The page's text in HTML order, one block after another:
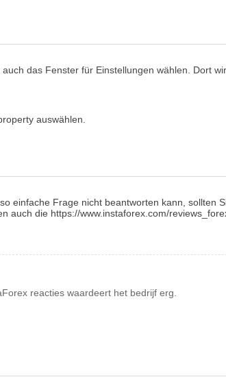
das Fenster für Einstellungen wählen. Dort
auswählen.
einfache Frage nicht beantworten kann, sollten
auch die https://www.instaforex.com/
reacties waardeert het bedrijf erg.